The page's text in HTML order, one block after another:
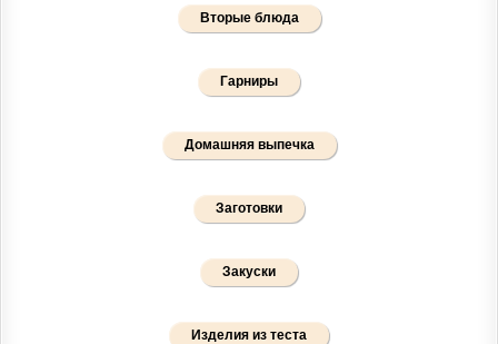
Вторые блюда
Гарниры
Домашняя выпечка
Заготовки
Закуски
Изделия из теста